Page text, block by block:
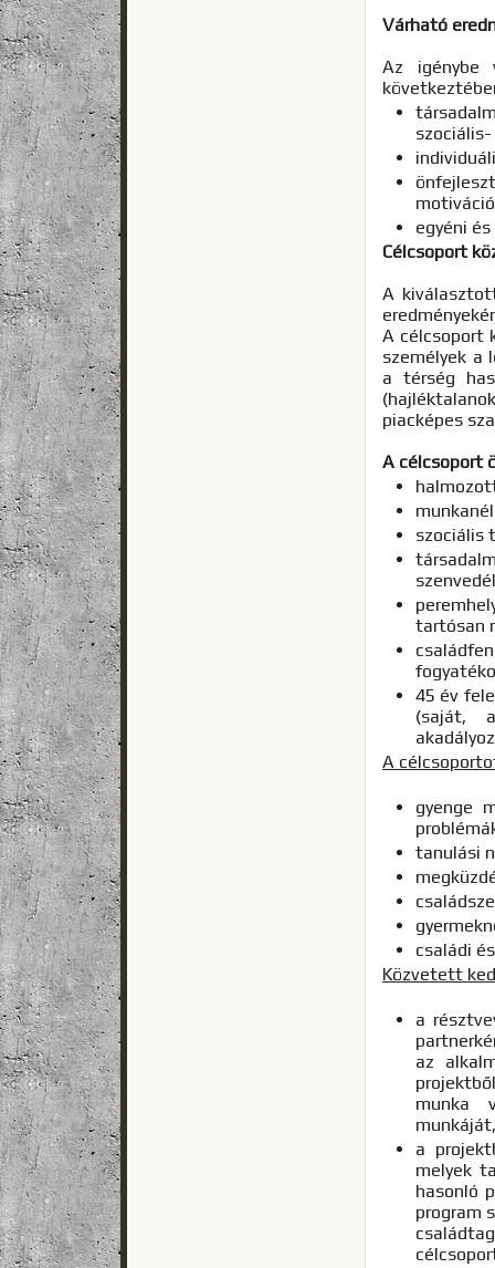
Várható
Az igénybe
egyéni
Célcsoport
A
A célcsoport
személyek a
a térség
piacképes
A célcsoport
szociális
tartósan
45 év
(saját,
A
gyenge
tanulási
családi
Közvetett
a
az
munka
a
melyek
hasonló
program